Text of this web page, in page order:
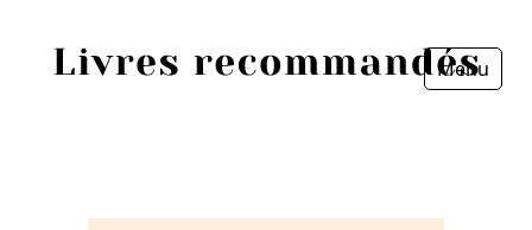
Menu
Fermer